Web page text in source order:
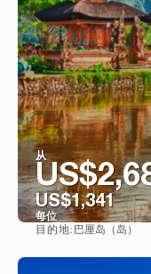
从
US$1,341
每位
目的地: 巴厘岛（岛）